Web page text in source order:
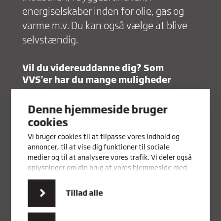
Denne hjemmeside bruger
cookies
Vi bruger cookies til at tilpasse vores indhold og
annoncer, til at vise dig funktioner til sociale
medier og til at analysere vores trafik. Vi deler også
oplysninger om din brug af vores hjemmeside med
vores partnere inden for sociale medier,
annonceringspartnere og analysepartnere. Vores
partnere kan kombinere disse data med andre
oplysninger, du har givet dem, eller som de har
Tillad alle
energiselskaber inden for olie, gas og
varme m.v. Du kan også vælge at blive
selvstændig.
Vil du videreuddanne dig? Som
VVS'er har du mange muligheder
landmålingstekniker, byggetekniker,
energiteknolog, installatør og
professionsbachelor i bygningskonstruktion.
Som færdiguddannet VVS’er fra Rybners starter
du med et solidt rygstød – vores VVS-uddannelse
er kåret som den bedste i landet i SMVdanmarks